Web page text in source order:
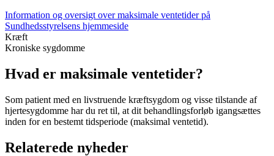
Information og oversigt over maksimale ventetider på
Sundhedsstyrelsens hjemmeside
Kræft
Kroniske sygdomme
Hvad er maksimale ventetider?
Som patient med en livstruende kræftsygdom og visse tilstande af
hjertesygdomme har du ret til, at dit behandlingsforløb igangsættes
inden for en bestemt tidsperiode (maksimal ventetid).
Relaterede nyheder